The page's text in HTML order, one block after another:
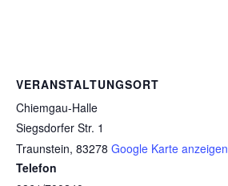
VERANSTALTUNGSORT
Chiemgau-Halle
Siegsdorfer Str. 1
Traunstein, 83278 Google Karte anzeigen
Telefon